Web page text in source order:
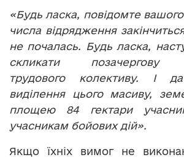
«Будь ласка, повідомте
числа відрядження
не почалась. Будь ласка,
скликати позачергову
трудового колективу. І
виділення цього масиву,
площею 84 гектари
учасникам бойових дій».
Якщо їхніх вимог не